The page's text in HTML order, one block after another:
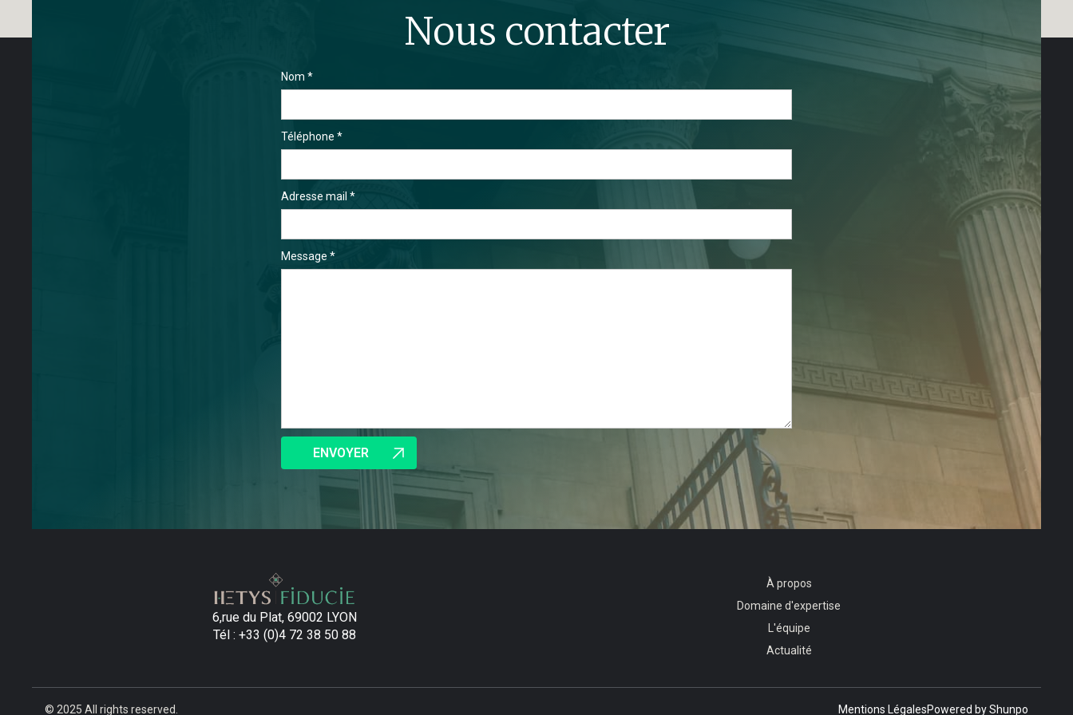
Nous contacter
Nom *
Téléphone *
Adresse mail *
Message *
6,rue du Plat, 69002 LYON
Tél : +33 (0)4 72 38 50 88
À propos
Domaine d'expertise
L'équipe
Actualité
© 2025 All rights reserved. Mentions LégalesPowered by Shunpo